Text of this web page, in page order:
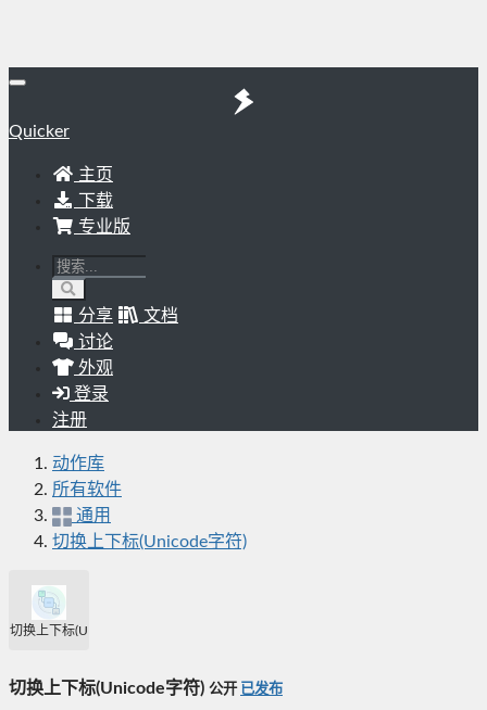
Quicker
主页
下载
专业版
分享
文档
讨论
外观
登录
注册
动作库
所有软件
通用
切换上下标(Unicode字符)
切换上下标(Unicode字符)
切换上下标(Unicode字符) 公开 已发布